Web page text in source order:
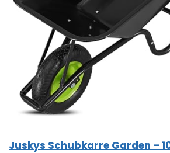
Juskys Schubkarre Garden –